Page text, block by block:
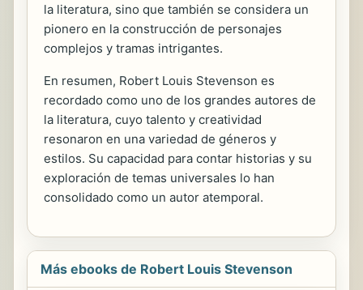
la literatura, sino que también se considera un
pionero en la construcción de personajes
complejos y tramas intrigantes.
En resumen, Robert Louis Stevenson es
recordado como uno de los grandes autores de
la literatura, cuyo talento y creatividad
resonaron en una variedad de géneros y
estilos. Su capacidad para contar historias y su
exploración de temas universales lo han
consolidado como un autor atemporal.
Más ebooks de Robert Louis Stevenson